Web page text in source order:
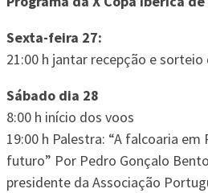
Sexta-feira 27:
21:00 h jantar recepção e sorteio
Sábado dia 28
8:00 h início dos voos
19:00 h Palestra: “A falcoaria
futuro” Por Pedro Gonçalo
presidente da Associação